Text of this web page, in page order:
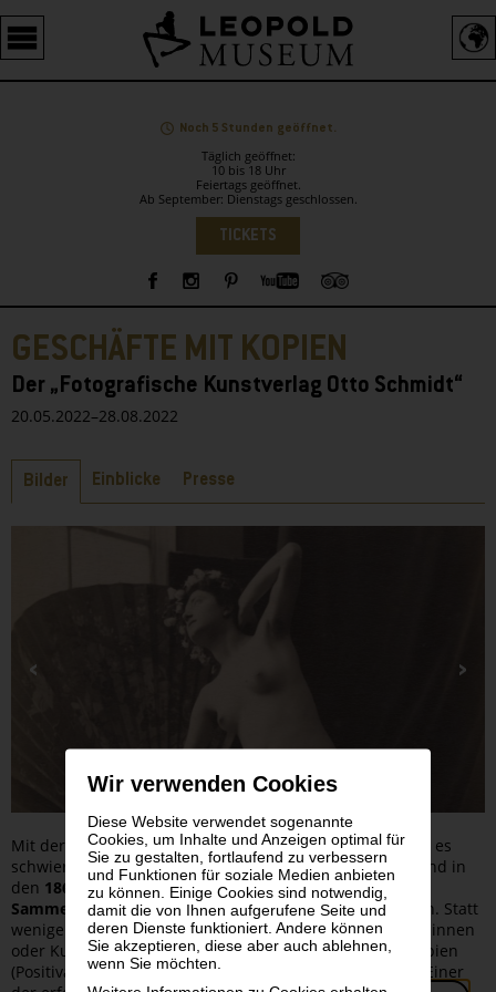
Wir verwenden Cookies
Diese Website verwendet sogenannte
Cookies, um Inhalte und Anzeigen optimal für
Sie zu gestalten, fortlaufend zu verbessern
und Funktionen für soziale Medien anbieten
zu können. Einige Cookies sind notwendig,
damit die von Ihnen aufgerufene Seite und
deren Dienste funktioniert. Andere können
Sie akzeptieren, diese aber auch ablehnen,
wenn Sie möchten.
Barrierefreie
Bedienung
der
Noch 5 Stunden geöffnet.
Täglich geöffnet:
10 bis 18 Uhr
Feiertags geöffnet.
Ab September: Dienstags geschlossen.
TICKETS
Sidebar
GESCHÄFTE MIT KOPIEN
Der „Fotografische Kunstverlag Otto Schmidt“
20.05.2022–28.08.2022
Reiter
Bilder Einblicke Presse
Mit der rasch wachsenden Anzahl an Fotoateliers wurde es
schwierig, von beauftragten Porträts zu leben. So entstand in
den 1860er-Jahrenein stark umkämpfter Markt an
Sammelbildern mit neuen Themen und neuen Formaten. Statt
wenige Exemplare einer Aufnahme an individuelle Kundinnen
oder Kunden zu verkaufen, entstanden nun zahllose Kopien
(Positivabzüge), die über Verlage in den Handel kamen. Einer